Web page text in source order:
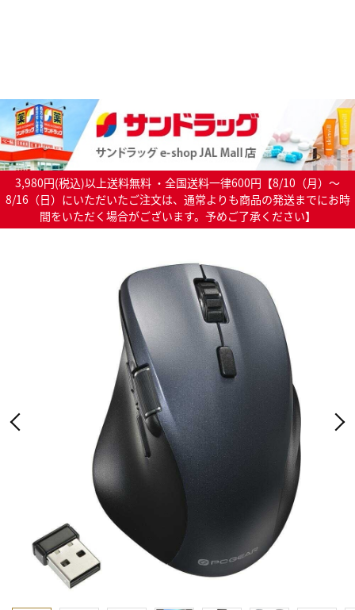
3,980円(税込)以上送料無料 ・全国送料一律600円【8/10（月）～
8/16（日）にいただいたご注文は、通常よりも商品の発送までにお時
間をいただく場合がございます。予めご了承ください】